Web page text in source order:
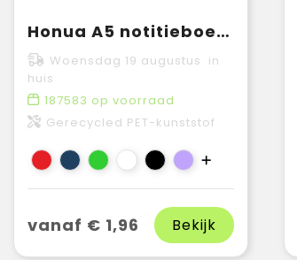
Honua A5 notitieboek van gerecycled papier met gerecyclede PET cover
Woensdag 19 augustus in
huis
187583 op voorraad
Gerecycled PET-kunststof
vanaf € 1,96 Bekijk